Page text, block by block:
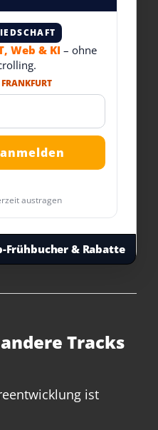
Web & KI – ohne
FRANKFURT
austragen
Frühbucher & Rabatte
Tracks
ist